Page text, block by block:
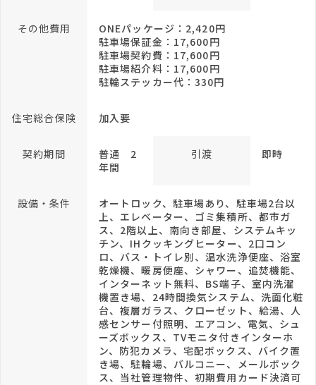
その他費用
ONEパッケージ：2,420円
駐車場保証金：17,600円
駐車場契約費：17,600円
駐車場紹介料：17,600円
駐輪ステッカー代：330円
住宅総合保険 加入要
契約期間
普通 2
年間
引渡 即時
設備・条件
オートロック、駐車場あり、駐車場2台以
上、エレベーター、ゴミ集積所、都市ガ
ス、2階以上、南向き部屋、システムキッ
チン、IHクッキングヒーター、2口コン
ロ、バス・トイレ別、温水洗浄便座、浴室
乾燥機、暖房便座、シャワー、追焚機能、
インターネット無料、BS端子、室内洗濯
機置き場、24時間換気システム、洗面化粧
台、複層ガラス、クローゼット、給湯、人
感センサー付照明、エアコン、電気、シュ
ーズボックス、TVモニタ付きインターホ
ン、防犯カメラ、宅配ボックス、バイク置
き場、駐輪場、バルコニー、メールボック
ス、当社管理物件、初期費用カード決済可